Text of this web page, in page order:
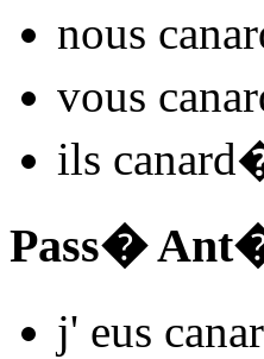
nous
vous
ils canard
Pass�
j' eus